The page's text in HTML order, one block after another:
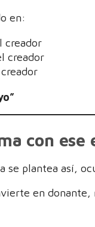
en:
creador
creador
con ese
se plantea así,
en donante,